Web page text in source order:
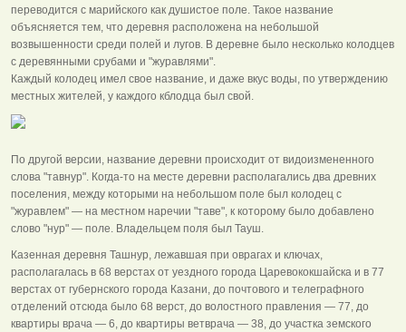
переводится с марийского как душистое поле. Такое название
объясняется тем, что деревня расположена на небольшой
возвышенности среди полей и лугов. В деревне было несколько колодцев
с деревянными срубами и "журавлями".
Каждый колодец имел свое название, и даже вкус воды, по утверждению
местных жителей, у каждого кблодца был свой.
По другой версии, название деревни происходит от видоизмененного
слова "тавнур". Когда-то на месте деревни располагались два древних
поселения, между которыми на небольшом поле был колодец с
"журавлем" — на местном наречии "таве", к которому было добавлено
слово "нур" — поле. Владельцем поля был Тауш.
Казенная деревня Ташнур, лежавшая при оврагах и ключах,
располагалась в 68 верстах от уездного города Царевококшайска и в 77
верстах от губернского города Казани, до почтового и телеграфного
отделений отсюда было 68 верст, до волостного правления — 77, до
квартиры врача — 6, до квартиры ветврача — 38, до участка земского